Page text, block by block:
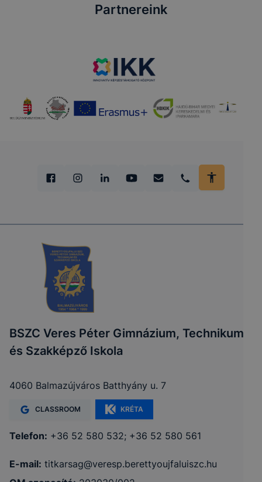
Partnereink
BSZC Veres Péter Gimnázium, Technikum
és Szakképző Iskola
4060 Balmazújváros Batthyány u. 7
CLASSROOM KRÉTA
Telefon: +36 52 580 532; +36 52 580 561
E-mail: titkarsag@veresp.berettyoujfaluiszc.hu